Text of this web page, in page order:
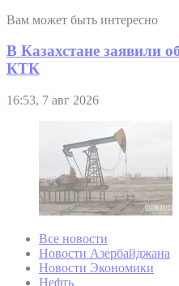
Вам может быть интересно
В Казахстане заявили
КТК
16:53, 7 авг 2026
Все новости
Новости Азербайджана
Новости Экономики
Нефть